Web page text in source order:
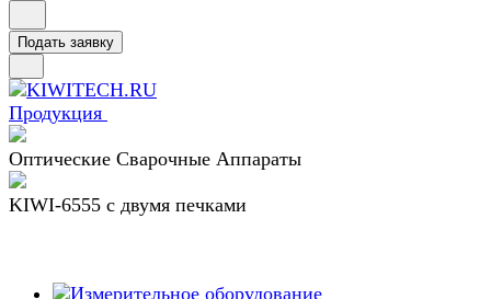
Подать заявку
Продукция
Оптические Сварочные Аппараты
KIWI-6555 c двумя печками